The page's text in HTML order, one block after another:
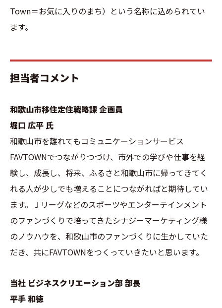
Town＝お気に入りのまち）という名称に込められてい
ます。
担当者コメント
和歌山市移住定住戦略課 企画員
堀口 広平 氏
和歌山市を離れてもコミュニケーションサービス
FAVTOWNでつながりつづけ、市外での学びや仕事を経
験し、成長し、将来、ふるさと和歌山市に帰ってきてく
れる人が少しでも増えることにつながればと期待してい
ます。Ｊリーグなどのスポーツやエンターテインメント
のファンづくりで培ってきたシナジーマーケティング様
のノウハウを、和歌山市のファンづくりに生かしていた
だき、共にFAVTOWNをつくっていきたいと思います。
当社 ビジネスクリエーション部 部長
平手 和徳